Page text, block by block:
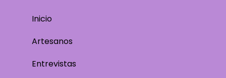
Inicio
Artesanos
Entrevistas